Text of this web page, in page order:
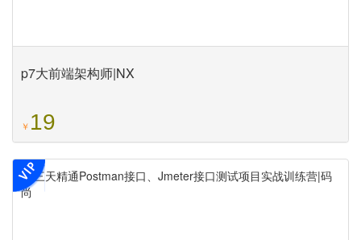
p7大前端架构师|NX
￥ 19